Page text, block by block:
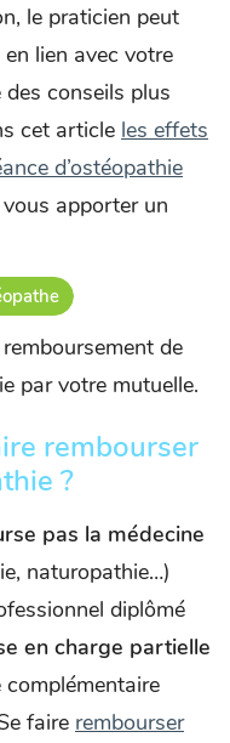
le praticien peut
lien avec votre
conseils plus
cet article les effets
d’ostéopathie
apporter un
de
par votre mutuelle.
rembourser
?
pas la médecine
naturopathie…)
diplômé
en charge partielle
complémentaire
faire rembourser